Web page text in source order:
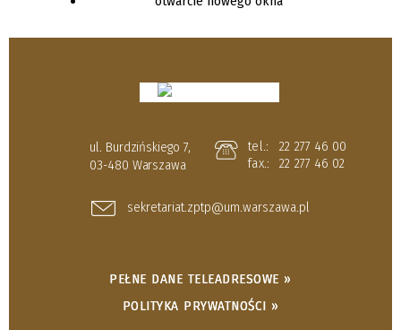
ul. Burdzińskiego 7,
03-480 Warszawa
tel.:
22 277 46 00
fax.:
22 277 46 02
sekretariat.zptp@um.warszawa.pl
PEŁNE DANE TELEADRESOWE »
POLITYKA PRYWATNOŚCI »